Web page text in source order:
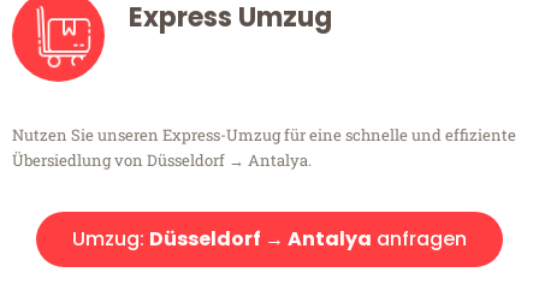
Express Umzug
Nutzen Sie unseren Express-Umzug für eine schnelle und effiziente
Übersiedlung von Düsseldorf → Antalya.
Umzug: Düsseldorf → Antalya anfragen